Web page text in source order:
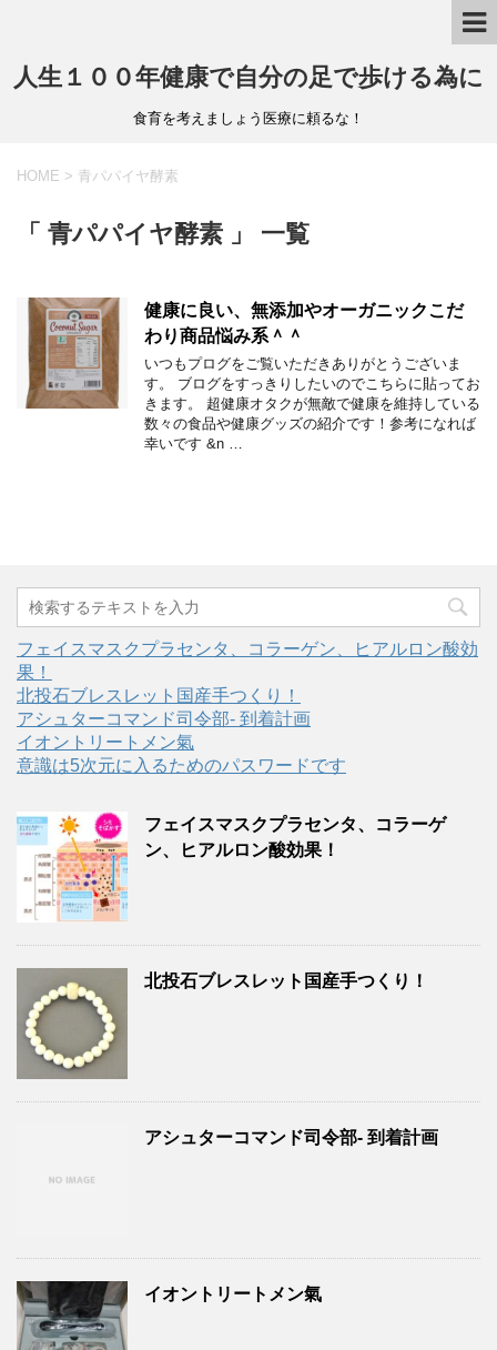
人生１００年健康で自分の足で歩ける為に
食育を考えましょう医療に頼るな！
HOME > 青パパイヤ酵素
「 青パパイヤ酵素 」 一覧
健康に良い、無添加やオーガニックこだ
わり商品悩み系＾＾
いつもプログをご覧いただきありがとうございま
す。 ブログをすっきりしたいのでこちらに貼ってお
きます。 超健康オタクが無敵で健康を維持している
数々の食品や健康グッズの紹介です！参考になれば
幸いです &n …
フェイスマスクプラセンタ、コラーゲン、ヒアルロン酸効
果！
北投石ブレスレット国産手つくり！
アシュターコマンド司令部- 到着計画
イオントリートメン氣
意識は5次元に入るためのパスワードです
フェイスマスクプラセンタ、コラーゲ
ン、ヒアルロン酸効果！
北投石ブレスレット国産手つくり！
アシュターコマンド司令部- 到着計画
イオントリートメン氣